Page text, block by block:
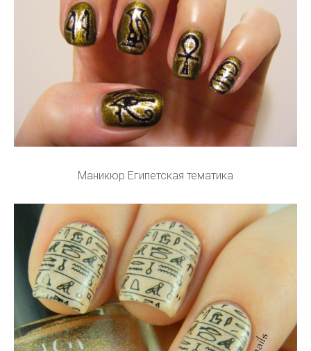
Маникюр Египетская тематика